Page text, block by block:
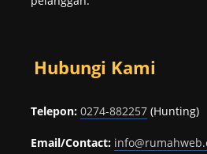
Hubungi Kami
Telepon: 0274-882257 (Hunting)
Email/Contact: